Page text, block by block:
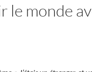
le monde